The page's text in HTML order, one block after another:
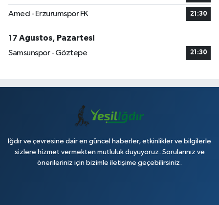
Amed - Erzurumspor FK 21:30
17 Ağustos, Pazartesi
Samsunspor - Göztepe
21:30
Iğdır ve çevresine dair en güncel haberler, etkinlikler ve bilgilerle
sizlere hizmet vermekten mutluluk duyuyoruz. Sorularınız ve
önerileriniz için bizimle iletişime geçebilirsiniz.